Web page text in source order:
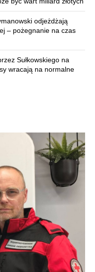
odjeżdżają
– pożegnanie na czas
Sułkowskiego na
wracają na normalne